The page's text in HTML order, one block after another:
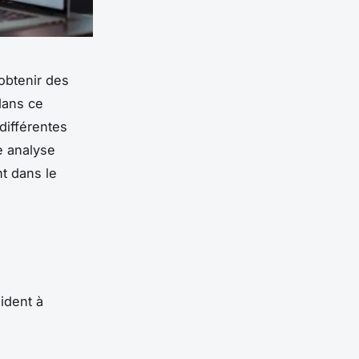
des
ce
analyse
dans le
à